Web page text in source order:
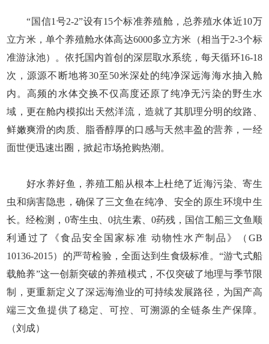
“国信1号2-2”设有15个标准养殖舱，总养殖水体近10万
立方米，单个养殖舱水体高达6000多立方米（相当于2-3个标
准游泳池）。依托国内首创的深层取水系统，每天循环16-18
次，源源不断地将30至50米深处的纯净深远海海水抽入舱
内。高频的水体交换不仅高度还原了纯净无污染的野生水
域，更在舱内模拟出天然洋流，造就了其肌理分明的纹路、
鲜嫩爽滑的肉质、脂香醇厚的口感与天然丰盈的营养，一经
面世便迅速出圈，掀起市场抢购热潮。
好水养好鱼，养殖工船从根本上杜绝了近海污染、寄生
虫和病害隐患，确保了三文鱼在纯净、安全的原生环境中生
长。经检测，0寄生虫、0抗生素、0药残，国信工船三文鱼顺
利通过了《食品安全国家标准 动物性水产制品》（GB
10136-2015）的严苛检验，全面达到生食级标准。“游弋式船
载舱养”这一创新突破的养殖模式，不仅突破了地理与季节限
制，更重新定义了深远海渔业的可持续发展路径，为国产高
端三文鱼提供了稳定、可控、可溯源的全链条生产保障。
（刘成）